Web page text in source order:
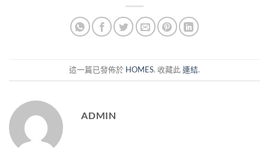
這一篇已發佈於 HOMES. 收藏此連結.
ADMIN